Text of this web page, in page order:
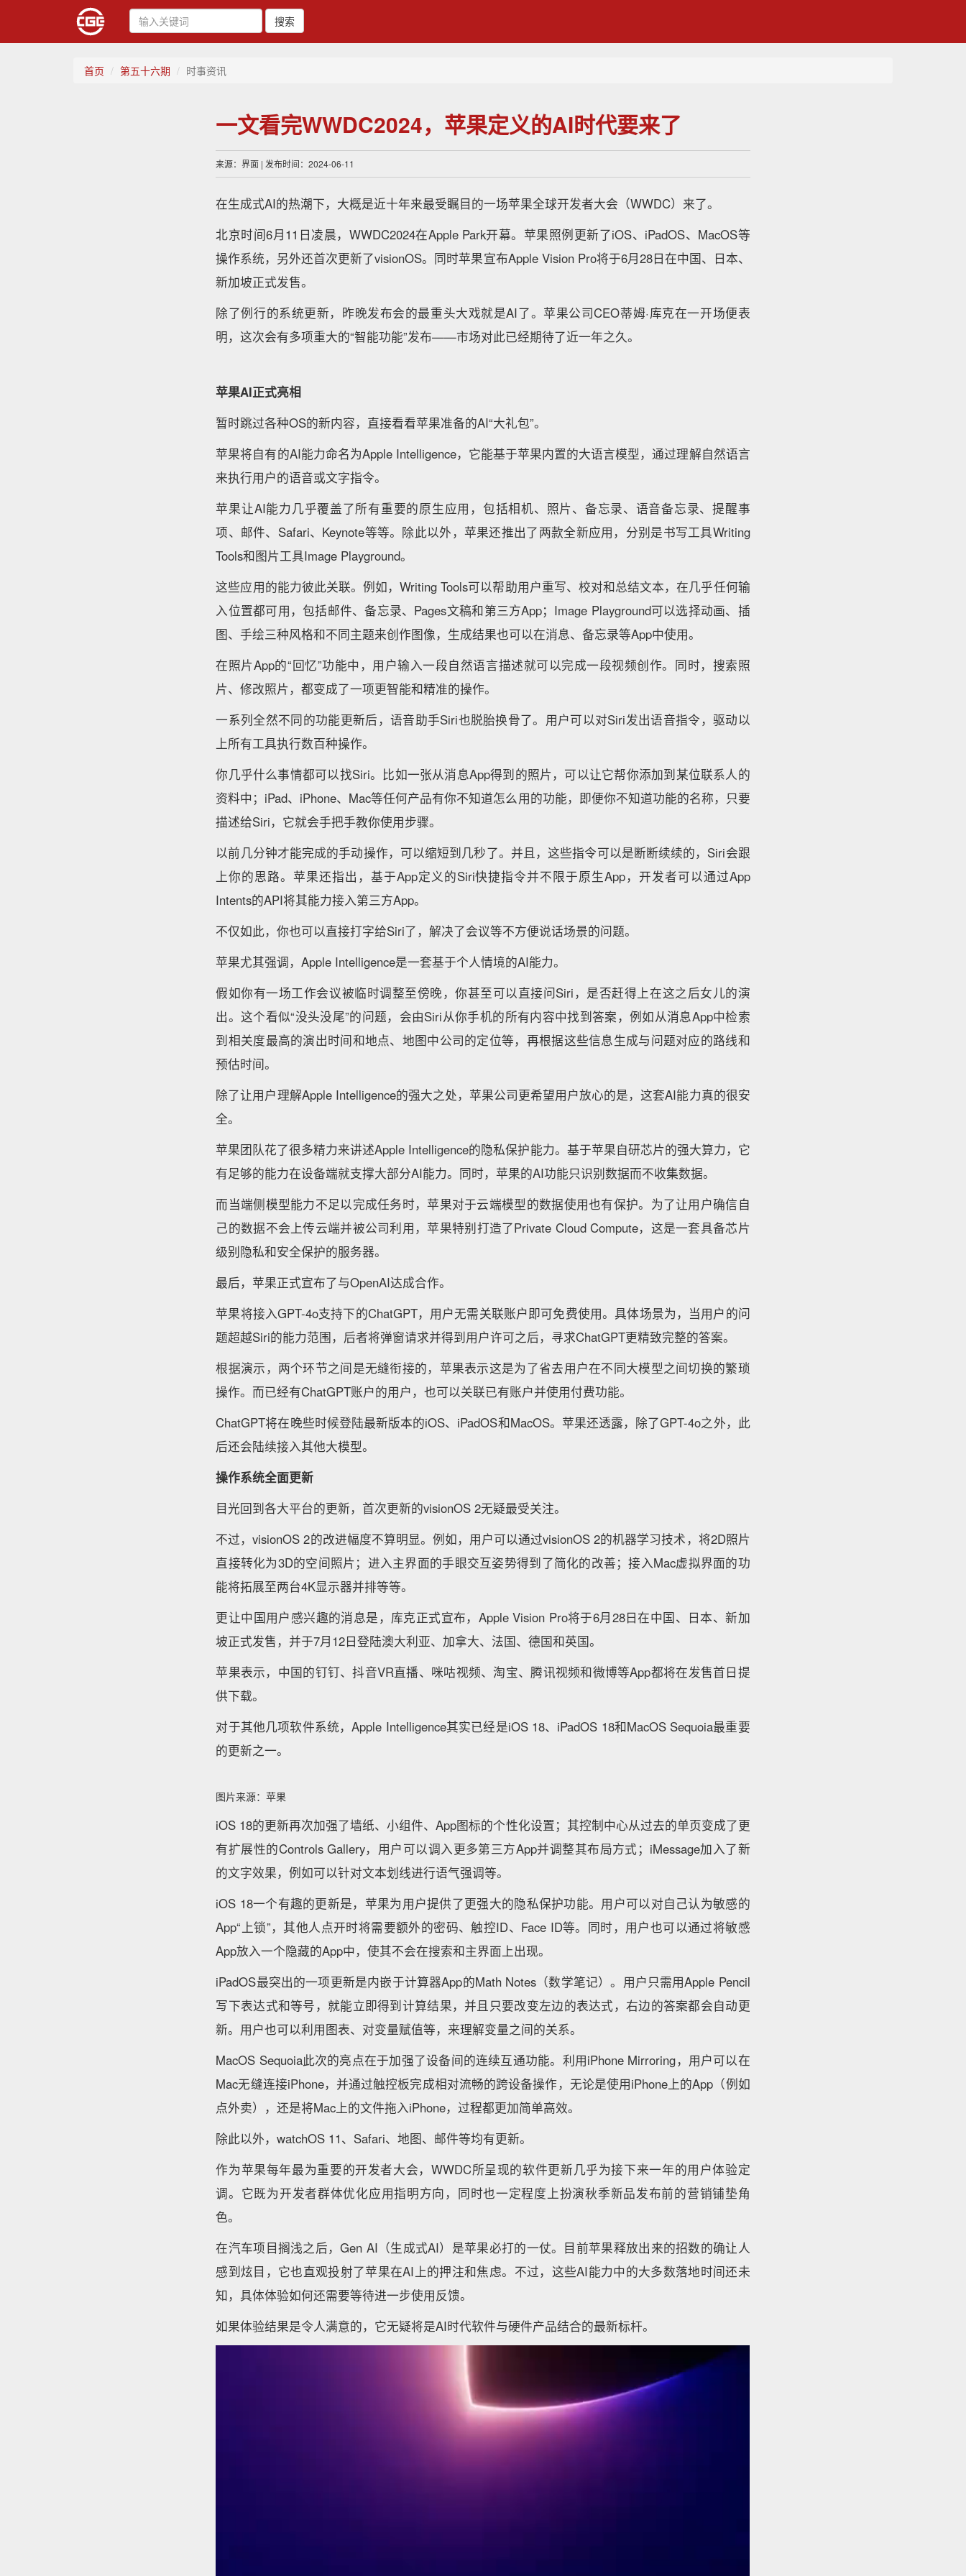
搜索
首页 第五十六期 时事资讯
一文看完WWDC2024，苹果定义的AI时代要来了
来源：界面 | 发布时间：2024-06-11
在生成式AI的热潮下，大概是近十年来最受瞩目的一场苹果全球开发者大会（WWDC）来了。
北京时间6月11日凌晨，WWDC2024在Apple Park开幕。苹果照例更新了iOS、iPadOS、MacOS等
操作系统，另外还首次更新了visionOS。同时苹果宣布Apple Vision Pro将于6月28日在中国、日本、
新加坡正式发售。
除了例行的系统更新，昨晚发布会的最重头大戏就是AI了。苹果公司CEO蒂姆·库克在一开场便表
明，这次会有多项重大的“智能功能”发布——市场对此已经期待了近一年之久。
苹果AI正式亮相
暂时跳过各种OS的新内容，直接看看苹果准备的AI“大礼包”。
苹果将自有的AI能力命名为Apple Intelligence，它能基于苹果内置的大语言模型，通过理解自然语言
来执行用户的语音或文字指令。
苹果让AI能力几乎覆盖了所有重要的原生应用，包括相机、照片、备忘录、语音备忘录、提醒事
项、邮件、Safari、Keynote等等。除此以外，苹果还推出了两款全新应用，分别是书写工具Writing
Tools和图片工具Image Playground。
这些应用的能力彼此关联。例如，Writing Tools可以帮助用户重写、校对和总结文本，在几乎任何输
入位置都可用，包括邮件、备忘录、Pages文稿和第三方App；Image Playground可以选择动画、插
图、手绘三种风格和不同主题来创作图像，生成结果也可以在消息、备忘录等App中使用。
在照片App的“回忆”功能中，用户输入一段自然语言描述就可以完成一段视频创作。同时，搜索照
片、修改照片，都变成了一项更智能和精准的操作。
一系列全然不同的功能更新后，语音助手Siri也脱胎换骨了。用户可以对Siri发出语音指令，驱动以
上所有工具执行数百种操作。
你几乎什么事情都可以找Siri。比如一张从消息App得到的照片，可以让它帮你添加到某位联系人的
资料中；iPad、iPhone、Mac等任何产品有你不知道怎么用的功能，即便你不知道功能的名称，只要
描述给Siri，它就会手把手教你使用步骤。
以前几分钟才能完成的手动操作，可以缩短到几秒了。并且，这些指令可以是断断续续的，Siri会跟
上你的思路。苹果还指出，基于App定义的Siri快捷指令并不限于原生App，开发者可以通过App
Intents的API将其能力接入第三方App。
不仅如此，你也可以直接打字给Siri了，解决了会议等不方便说话场景的问题。
苹果尤其强调，Apple Intelligence是一套基于个人情境的AI能力。
假如你有一场工作会议被临时调整至傍晚，你甚至可以直接问Siri，是否赶得上在这之后女儿的演
出。这个看似“没头没尾”的问题，会由Siri从你手机的所有内容中找到答案，例如从消息App中检索
到相关度最高的演出时间和地点、地图中公司的定位等，再根据这些信息生成与问题对应的路线和
预估时间。
除了让用户理解Apple Intelligence的强大之处，苹果公司更希望用户放心的是，这套AI能力真的很安
全。
苹果团队花了很多精力来讲述Apple Intelligence的隐私保护能力。基于苹果自研芯片的强大算力，它
有足够的能力在设备端就支撑大部分AI能力。同时，苹果的AI功能只识别数据而不收集数据。
而当端侧模型能力不足以完成任务时，苹果对于云端模型的数据使用也有保护。为了让用户确信自
己的数据不会上传云端并被公司利用，苹果特别打造了Private Cloud Compute，这是一套具备芯片
级别隐私和安全保护的服务器。
最后，苹果正式宣布了与OpenAI达成合作。
苹果将接入GPT-4o支持下的ChatGPT，用户无需关联账户即可免费使用。具体场景为，当用户的问
题超越Siri的能力范围，后者将弹窗请求并得到用户许可之后，寻求ChatGPT更精致完整的答案。
根据演示，两个环节之间是无缝衔接的，苹果表示这是为了省去用户在不同大模型之间切换的繁琐
操作。而已经有ChatGPT账户的用户，也可以关联已有账户并使用付费功能。
ChatGPT将在晚些时候登陆最新版本的iOS、iPadOS和MacOS。苹果还透露，除了GPT-4o之外，此
后还会陆续接入其他大模型。
操作系统全面更新
目光回到各大平台的更新，首次更新的visionOS 2无疑最受关注。
不过，visionOS 2的改进幅度不算明显。例如，用户可以通过visionOS 2的机器学习技术，将2D照片
直接转化为3D的空间照片；进入主界面的手眼交互姿势得到了简化的改善；接入Mac虚拟界面的功
能将拓展至两台4K显示器并排等等。
更让中国用户感兴趣的消息是，库克正式宣布，Apple Vision Pro将于6月28日在中国、日本、新加
坡正式发售，并于7月12日登陆澳大利亚、加拿大、法国、德国和英国。
苹果表示，中国的钉钉、抖音VR直播、咪咕视频、淘宝、腾讯视频和微博等App都将在发售首日提
供下载。
对于其他几项软件系统，Apple Intelligence其实已经是iOS 18、iPadOS 18和MacOS Sequoia最重要
的更新之一。
图片来源：苹果
iOS 18的更新再次加强了墙纸、小组件、App图标的个性化设置；其控制中心从过去的单页变成了更
有扩展性的Controls Gallery，用户可以调入更多第三方App并调整其布局方式；iMessage加入了新
的文字效果，例如可以针对文本划线进行语气强调等。
iOS 18一个有趣的更新是，苹果为用户提供了更强大的隐私保护功能。用户可以对自己认为敏感的
App“上锁”，其他人点开时将需要额外的密码、触控ID、Face ID等。同时，用户也可以通过将敏感
App放入一个隐藏的App中，使其不会在搜索和主界面上出现。
iPadOS最突出的一项更新是内嵌于计算器App的Math Notes（数学笔记）。用户只需用Apple Pencil
写下表达式和等号，就能立即得到计算结果，并且只要改变左边的表达式，右边的答案都会自动更
新。用户也可以利用图表、对变量赋值等，来理解变量之间的关系。
MacOS Sequoia此次的亮点在于加强了设备间的连续互通功能。利用iPhone Mirroring，用户可以在
Mac无缝连接iPhone，并通过触控板完成相对流畅的跨设备操作，无论是使用iPhone上的App（例如
点外卖），还是将Mac上的文件拖入iPhone，过程都更加简单高效。
除此以外，watchOS 11、Safari、地图、邮件等均有更新。
作为苹果每年最为重要的开发者大会，WWDC所呈现的软件更新几乎为接下来一年的用户体验定
调。它既为开发者群体优化应用指明方向，同时也一定程度上扮演秋季新品发布前的营销铺垫角
色。
在汽车项目搁浅之后，Gen AI（生成式AI）是苹果必打的一仗。目前苹果释放出来的招数的确让人
感到炫目，它也直观投射了苹果在AI上的押注和焦虑。不过，这些AI能力中的大多数落地时间还未
知，具体体验如何还需要等待进一步使用反馈。
如果体验结果是令人满意的，它无疑将是AI时代软件与硬件产品结合的最新标杆。